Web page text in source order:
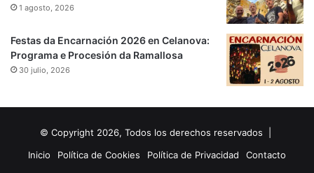
1 agosto, 2026
Festas da Encarnación 2026 en Celanova:
Programa e Procesión da Ramallosa
30 julio, 2026
© Copyright 2026, Todos los derechos reservados |
Inicio
Política de Cookies Política de Privacidad Contacto